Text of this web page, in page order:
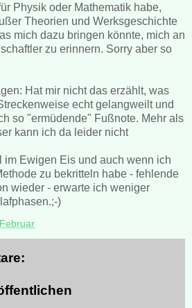
Physik oder Mathematik habe,
Theorien und Werksgeschichte
mich dazu bringen könnte, mich an
zu erinnern. Sorry aber so
Hat mir nicht das erzählt, was
echt gelangweilt und
so "ermüdende" Fußnote. Mehr als
kann ich da leider nicht
im Ewigen Eis und auch wenn ich
zu bekritteln habe - fehlende
wieder - erwarte ich weniger
)